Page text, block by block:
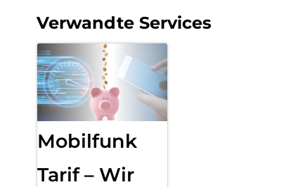
Verwandte Services
Mobilfunk
Tarif – Wir